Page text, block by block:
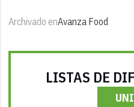
Archivado enAvanza Food
LISTAS DE